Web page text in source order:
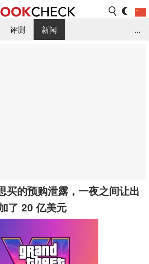
评测
新闻
...
买的预购泄露，一夜之间让出
了 20 亿美元